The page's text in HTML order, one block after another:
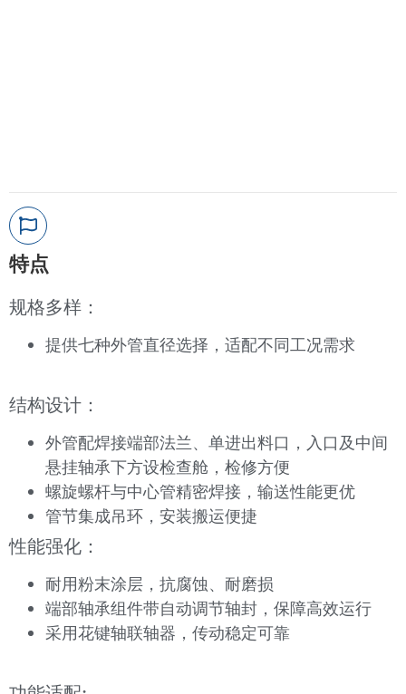
特点
规格多样：
提供七种外管直径选择，适配不同工况需求
结构设计：
外管配焊接端部法兰、单进出料口，入口及中间
悬挂轴承下方设检查舱，检修方便
螺旋螺杆与中心管精密焊接，输送性能更优
管节集成吊环，安装搬运便捷
性能强化：
耐用粉末涂层，抗腐蚀、耐磨损
端部轴承组件带自动调节轴封，保障高效运行
采用花键轴联轴器，传动稳定可靠